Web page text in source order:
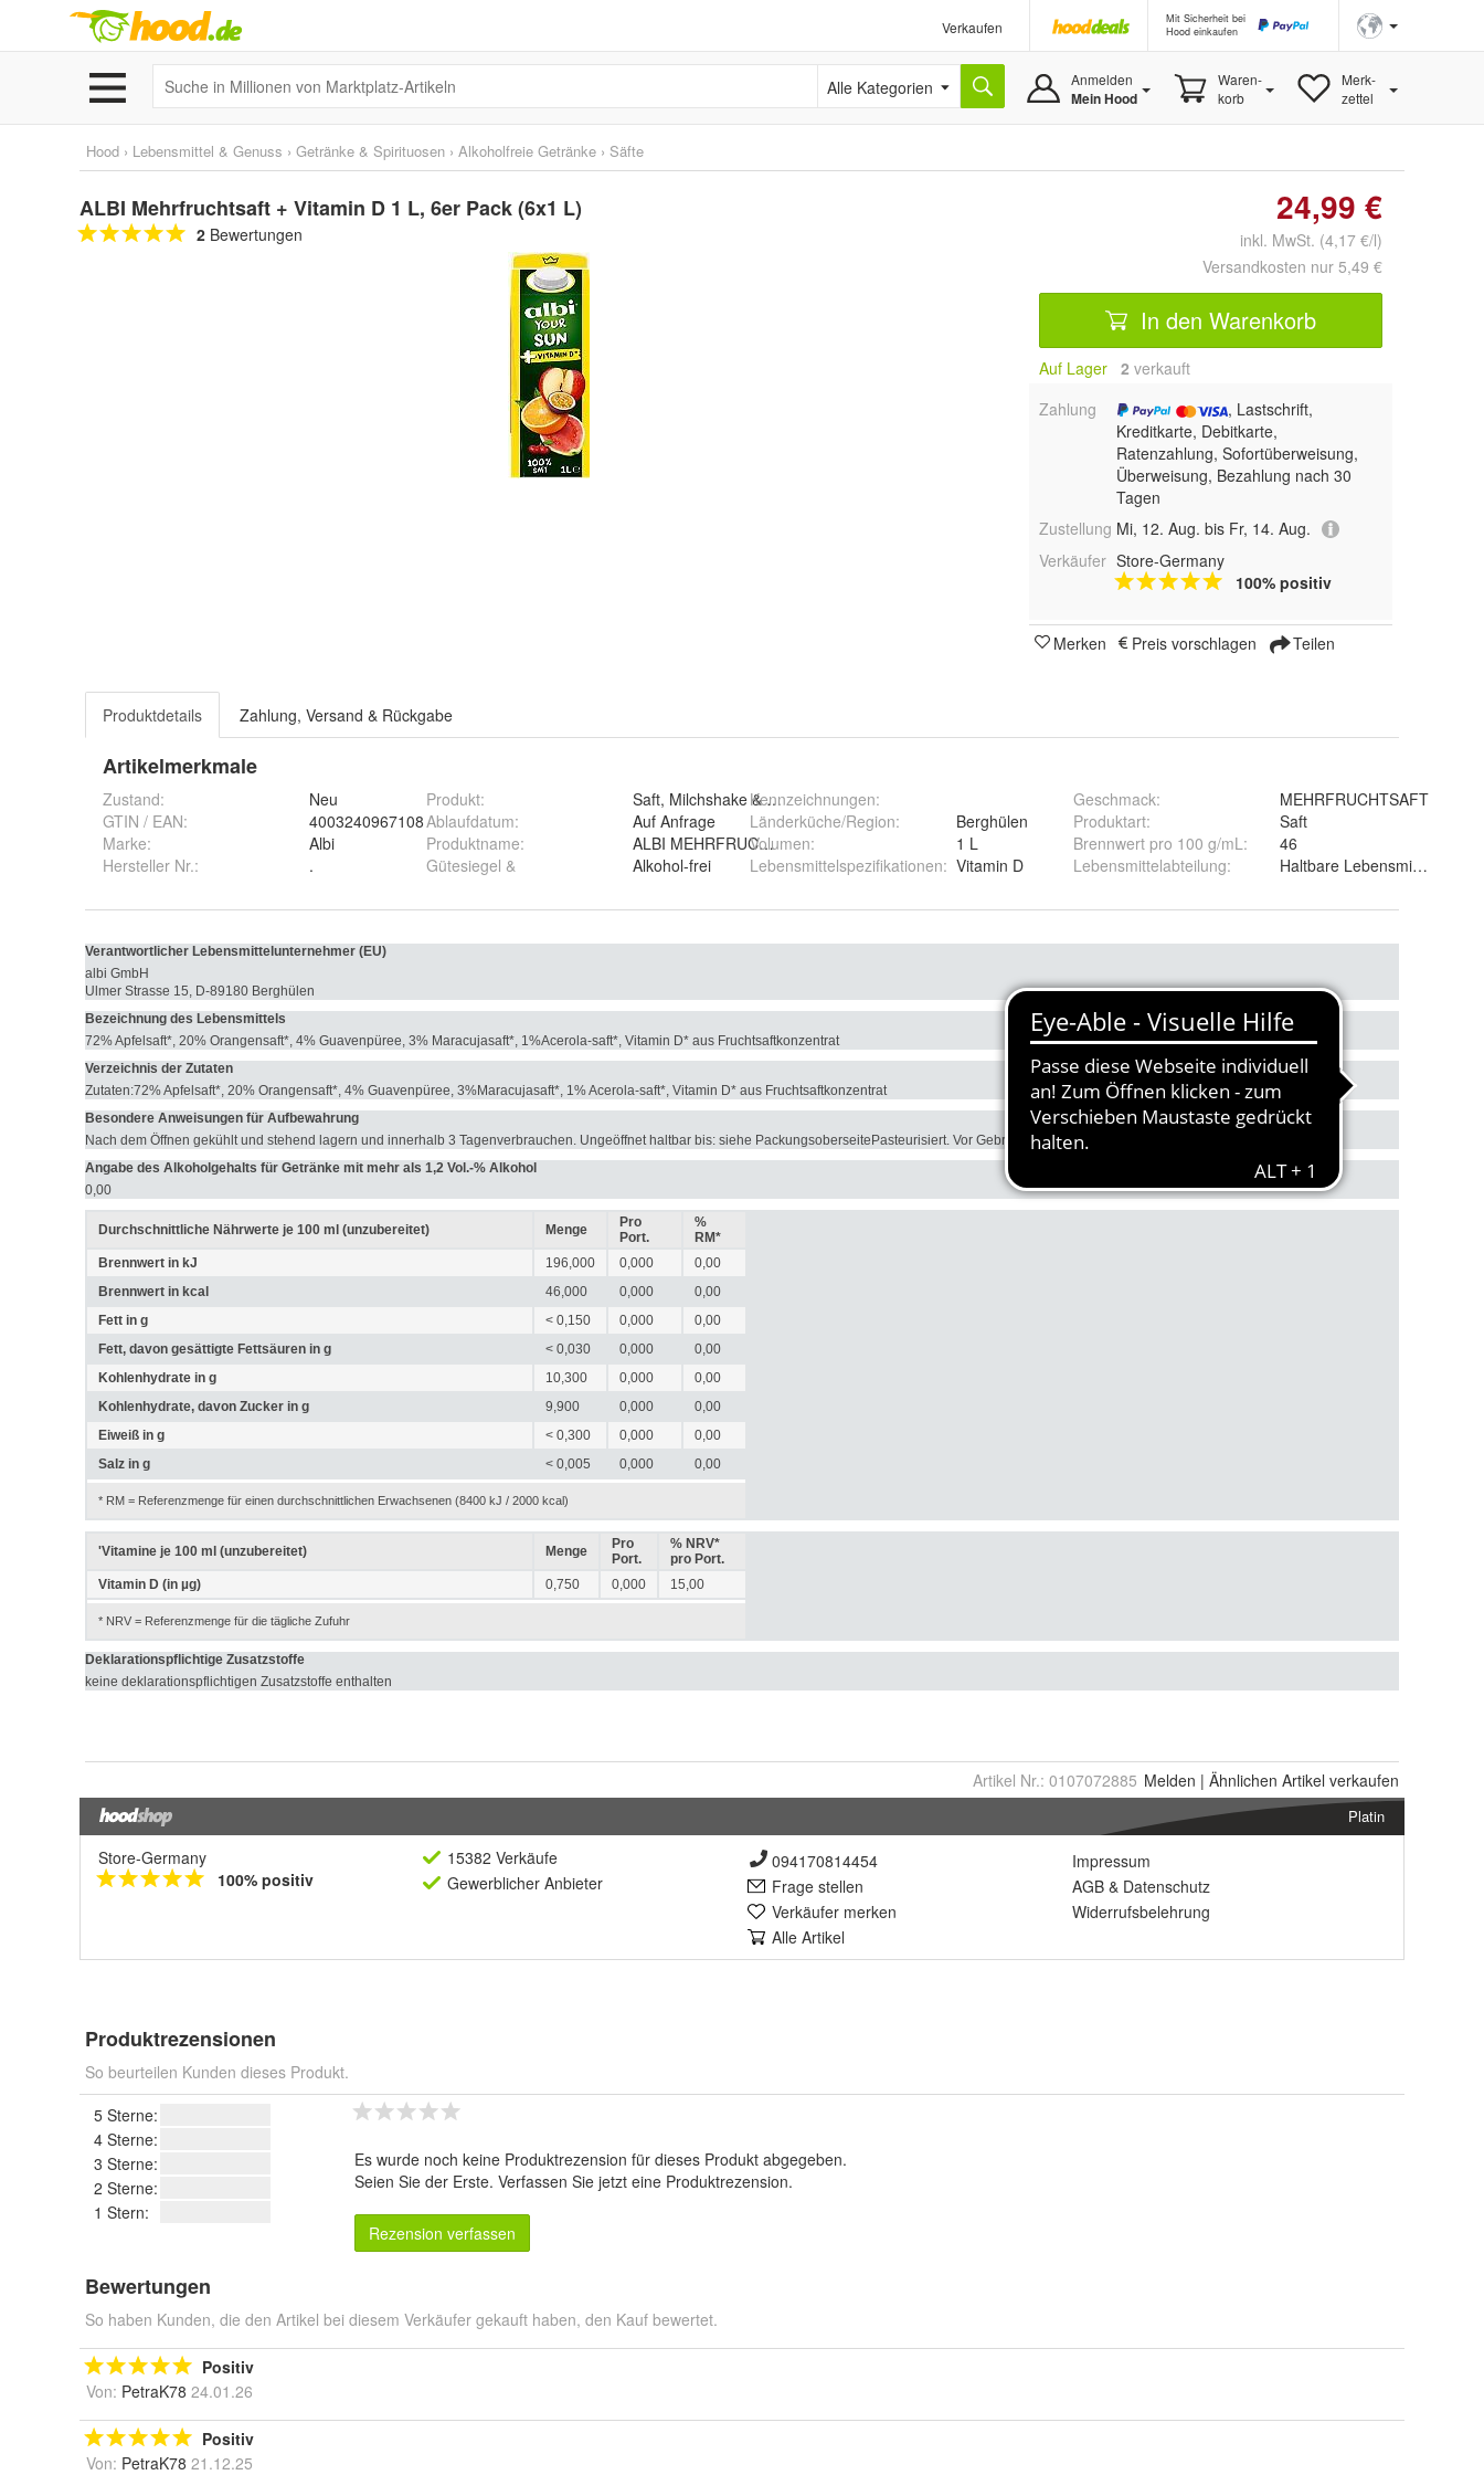
Verkaufen
Mit Sicherheit bei
Hood einkaufen
Alle Kategorien Anmelden
Mein Hood
Waren-
korb
Merk-
zettel
Hood › Lebensmittel & Genuss › Getränke & Spirituosen › Alkoholfreie Getränke › Säfte
ALBI Mehrfruchtsaft + Vitamin D 1 L, 6er Pack (6x1 L)
2 Bewertungen
24,99 €
inkl. MwSt. (4,17 €/l)
Versandkosten nur 5,49 €
In den Warenkorb
Auf Lager 2 verkauft
Zahlung
, Lastschrift,
Kreditkarte, Debitkarte,
Ratenzahlung, Sofortüberweisung,
Überweisung, Bezahlung nach 30
Tagen
Zustellung Mi, 12. Aug. bis Fr, 14. Aug.
Verkäufer Store-Germany
100% positiv
Merken Preis vorschlagen Teilen
Produktdetails Zahlung, Versand & Rückgabe
Artikelmerkmale
Zustand:
Neu
GTIN / EAN:
4003240967108
Marke:
Albi
Hersteller Nr.:
.
Produkt:
Saft, Milchshake & Smoothie
Ablaufdatum:
Auf Anfrage
Produktname:
ALBI MEHRFRUCHTSAFT + VITAMIN D
Gütesiegel &
Kennzeichnungen:
Alkohol-frei
Länderküche/Region:
Berghülen
Volumen:
1 L
Lebensmittelspezifikationen: Vitamin D
Geschmack:
MEHRFRUCHTSAFT
Produktart:
Saft
Brennwert pro 100 g/mL:
46
Lebensmittelabteilung: Haltbare Lebensmittel
Artikel Nr.: 0107072885 Melden | Ähnlichen Artikel verkaufen
Platin
Store-Germany
100% positiv
15382 Verkäufe
Gewerblicher Anbieter
094170814454
Frage stellen
Verkäufer merken
Alle Artikel
Impressum
AGB & Datenschutz
Widerrufsbelehrung
Produktrezensionen
So beurteilen Kunden dieses Produkt.
5 Sterne:
4 Sterne:
3 Sterne:
2 Sterne:
1 Stern:
Es wurde noch keine Produktrezension für dieses Produkt abgegeben.
Seien Sie der Erste. Verfassen Sie jetzt eine Produktrezension.
Rezension verfassen
Bewertungen
So haben Kunden, die den Artikel bei diesem Verkäufer gekauft haben, den Kauf bewertet.
Positiv
Von: PetraK78 24.01.26
Positiv
Von: PetraK78 21.12.25